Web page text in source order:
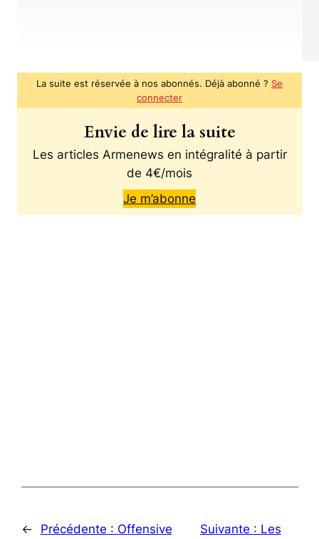
La suite est réservée à nos abonnés. Déjà abonné ? Se
connecter
Envie de lire la suite
Les articles Armenews en intégralité à partir
de 4€/mois
Je m’abonne
← Précédente : Offensive
Suivante : Les